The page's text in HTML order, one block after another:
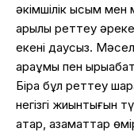
әкімшілік қысым
арқылы реттеу
екені даусыз.
қарақұмық пен
Бірақ бұл реттеу
негізгі жиынтығын
қатар, азаматтар